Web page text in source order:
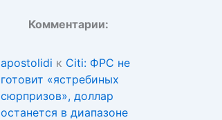
Комментарии:
apostolidi к Citi: ФРС не
готовит «ястребиных
сюрпризов», доллар
останется в диапазоне